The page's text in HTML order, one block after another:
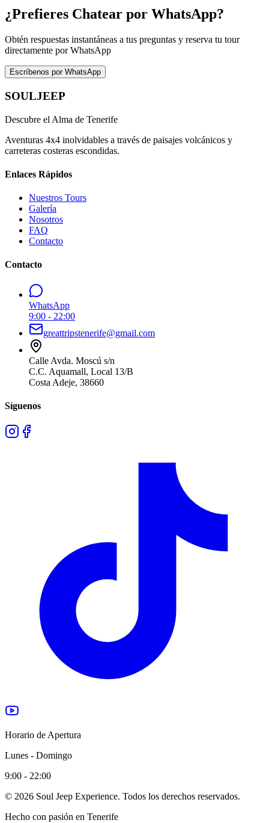
¿Prefieres Chatear por WhatsApp?
Obtén respuestas instantáneas a tus preguntas y reserva tu tour
directamente por WhatsApp
Escríbenos por WhatsApp
SOULJEEP
Descubre el Alma de Tenerife
Aventuras 4x4 inolvidables a través de paisajes volcánicos y
carreteras costeras escondidas.
Enlaces Rápidos
Nuestros Tours
Galería
Nosotros
FAQ
Contacto
Contacto
WhatsApp
9:00 - 22:00
greattripstenerife@gmail.com
Calle Avda. Moscú s/n
C.C. Aquamall, Local 13/B
Costa Adeje, 38660
Síguenos
Horario de Apertura
Lunes - Domingo
9:00 - 22:00
© 2026 Soul Jeep Experience. Todos los derechos reservados.
Hecho con pasión en Tenerife